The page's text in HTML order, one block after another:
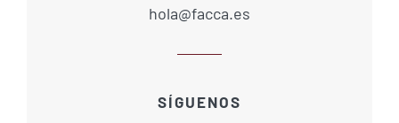
hola@facca.es
SÍGUENOS